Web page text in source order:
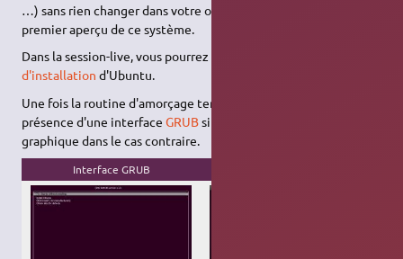
…) sans rien changer dans votre ordinateur. Vous aurez ainsi un
premier aperçu de ce système.
Dans la session-live, vous pourrez ensuite exécuter l'
d'installation d'Ubuntu.
Une fois la routine d'amorçage terminée, vous serez soit en
présence d'une interfaceGRUBsi l'
graphique dans le cas contraire.
Interface GRUB